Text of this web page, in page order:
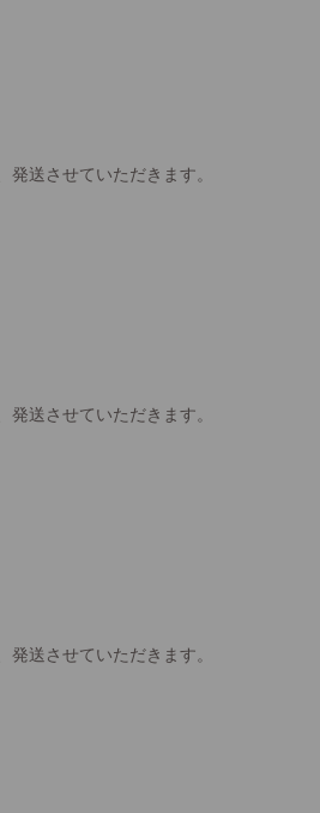
送させていただきます。
送させていただきます。
送させていただきます。